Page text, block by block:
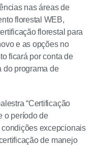
nas áreas de
florestal WEB,
florestal para
e as opções no
ficará por conta de
do programa de
“Certificação
o período de
condições excepcionais
de manejo